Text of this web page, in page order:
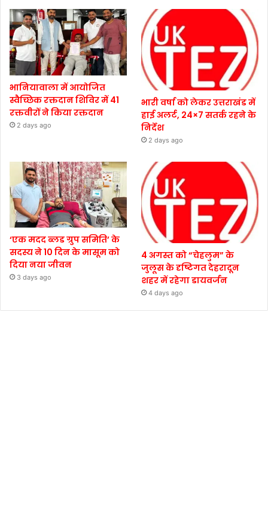
भानियावाला में आयोजित
स्वैच्छिक रक्तदान शिविर में 41
रक्तवीरों ने किया रक्तदान
2 days ago
भारी वर्षा को लेकर उत्तराखंड में
हाई अलर्ट, 24×7 सतर्क रहने के
निर्देश
2 days ago
‘एक मदद ब्लड ग्रुप समिति’ के
सदस्य ने 10 दिन के मासूम को
दिया नया जीवन
3 days ago
4 अगस्त को “चेहलुम” के
जुलूस के दृष्टिगत देहरादून
शहर में रहेगा डायवर्जन
4 days ago